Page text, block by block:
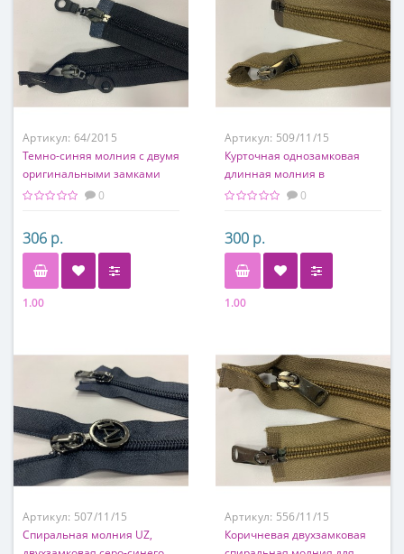
Артикул: 64/2015
Темно-синяя молния с двумя
оригинальными замками
0
306 р.
1.00
Артикул: 509/11/15
Курточная однозамковая
длинная молния в
коричневом цвете
0
300 р.
1.00
Артикул: 507/11/15
Спиральная молния UZ,
Артикул: 556/11/15
Коричневая двухзамковая